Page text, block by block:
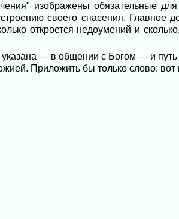
изображены обязательные
своего спасения. Главное
откроется недоумений и
— в общении с Богом — и
Приложить бы только слово: вот